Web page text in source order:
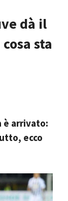
dà il
sta
è arrivato:
ecco